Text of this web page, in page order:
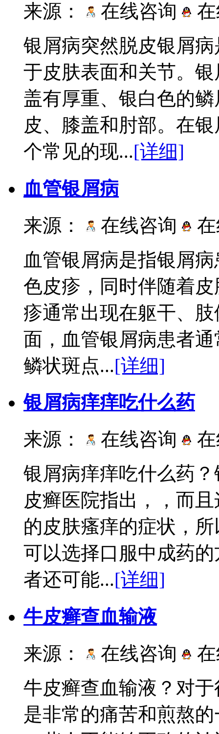
来源：
在线咨询
银屑病突然脱皮银屑
于皮肤表面和关节。
盖有厚重、银白色的
皮、膝盖和肘部。在
个常见的现...[详细]
血管银屑病
来源：
在线咨询
血管银屑病是指银屑
色皮疹，同时伴随着
疹通常出现在躯干、
面，血管银屑病患者
鳞状斑点...[详细]
银屑病痒痒吃什么药
来源：
在线咨询
银屑病痒痒吃什么药
皮癣医院指出，，而
的皮肤瘙痒的症状，
可以选择口服中成药
者还可能...[详细]
牛皮癣查血输液
来源：
在线咨询
牛皮癣查血输液？对
是非常的痛苦和煎熬